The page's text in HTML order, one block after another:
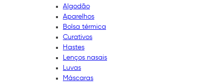
Algodão
Aparelhos
Bolsa térmica
Curativos
Hastes
Lenços nasais
Luvas
Máscaras